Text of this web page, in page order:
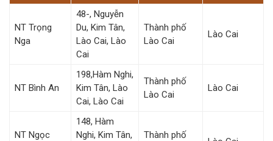
NT Trọng
Nga
48-, Nguyễn
Du, Kim Tân,
Lào Cai, Lào
Cai
Thành phố
Lào Cai
Lào Cai
NT Bình An
198,Hàm Nghi,
Kim Tân, Lào
Cai, Lào Cai
Thành phố
Lào Cai
Lào Cai
NT Ngọc
148, Hàm
Nghi, Kim Tân,
Thành phố